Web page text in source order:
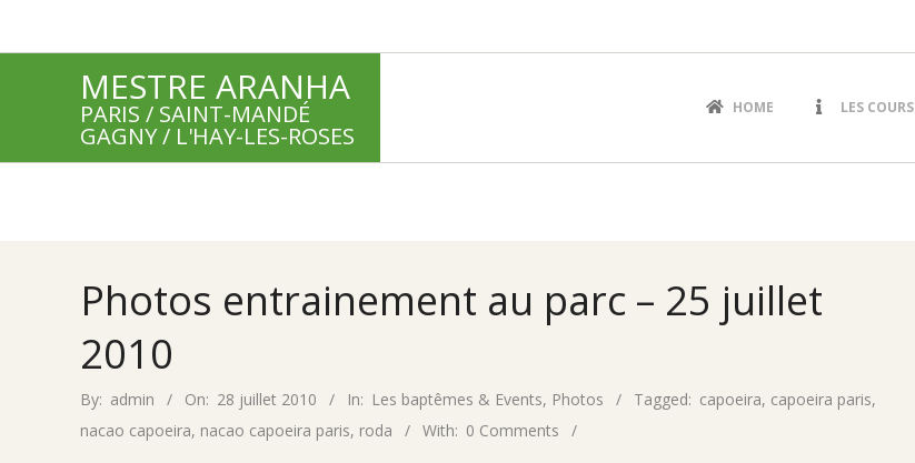
MESTRE ARANHA
PARIS / SAINT-MANDÉ
GAGNY / L'HAY-LES-ROSES
HOME LES COURS
Photos entrainement au parc – 25 juillet
2010
By: admin On: 28 juillet 2010 In: Les baptêmes & Events, Photos Tagged: capoeira, capoeira paris,
nacao capoeira, nacao capoeira paris, roda With: 0 Comments